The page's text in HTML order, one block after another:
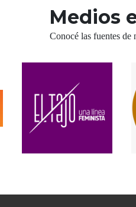
Medios
Conocé las fuentes de